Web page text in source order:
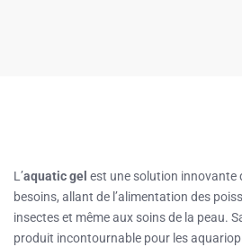
L’aquatic gel est une solution innovante
besoins, allant de l’alimentation des
insectes et même aux soins de la peau.
produit incontournable pour les